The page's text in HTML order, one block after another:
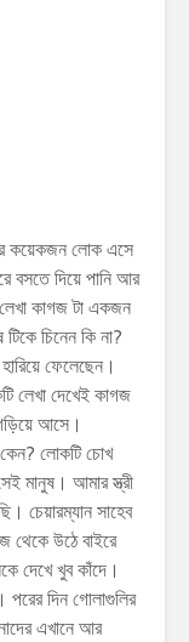
কয়েকজন লোক এসে
বসতে দিয়ে পানি আর
লেখা কাগজ টা একজন
চিনেন কি না?
ফেলেছেন।
লেখা দেখেই কাগজ
আসে।
কেন? লোকটি চোখ
মানুষ। আমার স্ত্রী
চেয়ারম্যান সাহেব
থেকে উঠে বাইরে
দেখে খুব কাঁদে।
পরের দিন গোলাগুলির
এখানে আর